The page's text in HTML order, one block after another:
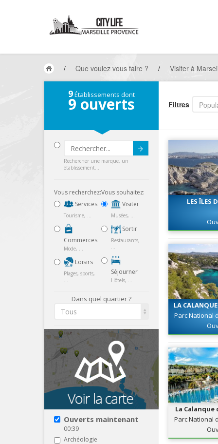
/ Que voulez vous faire ? / Visiter à
9Établissements dont
9 ouverts
Submit
Rechercher une marque, un
établissement...
Vous recherchez:
Services
Tourisme, ...
Commerces
Mode, ...
Loisirs
Plages, sports,
...
Vous souhaitez:
Visiter
Musées, ...
Sortir
Restaurants,
...
Séjourner
Hôtels, ...
Dans quel quartier ?
Tous
Ouverts maintenant
00:39
Archéologie
Filtres
LES ÎLES
LA
Parc National
La
Parc National